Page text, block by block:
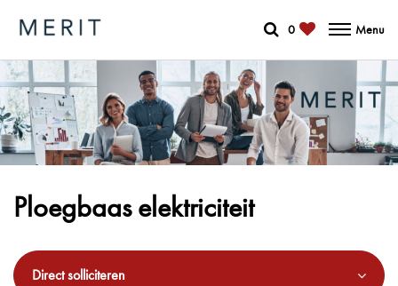
0 Menu
Ploegbaas elektriciteit
Direct solliciteren